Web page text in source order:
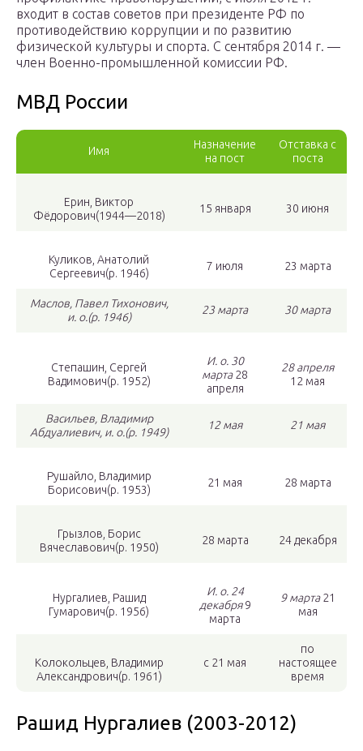
входит в состав советов при президенте РФ по
противодействию коррупции и по развитию
физической культуры и спорта. С сентября 2014 г. —
член Военно-промышленной комиссии РФ.
МВД России
Имя
Назначение
на пост
Отставка с
поста
Ерин, Виктор
Фёдорович(1944—2018)
15 января 30 июня
Куликов, Анатолий
Сергеевич(р. 1946)
7 июля 23 марта
Маслов, Павел Тихонович,
и. о.(р. 1946)
23 марта 30 марта
Степашин, Сергей
Вадимович(р. 1952)
И. о. 30
марта28
апреля
28 апреля
12 мая
Васильев, Владимир
Абдуалиевич, и. о.(р. 1949)
12 мая 21 мая
Рушайло, Владимир
Борисович(р. 1953)
21 мая 28 марта
Грызлов, Борис
Вячеславович(р. 1950)
28 марта 24 декабря
Нургалиев, Рашид
Гумарович(р. 1956)
И. о. 24
декабря9
марта
9 марта21
мая
Колокольцев, Владимир
Александрович(р. 1961)
с 21 мая
по
настоящее
время
Рашид Нургалиев (2003-2012)